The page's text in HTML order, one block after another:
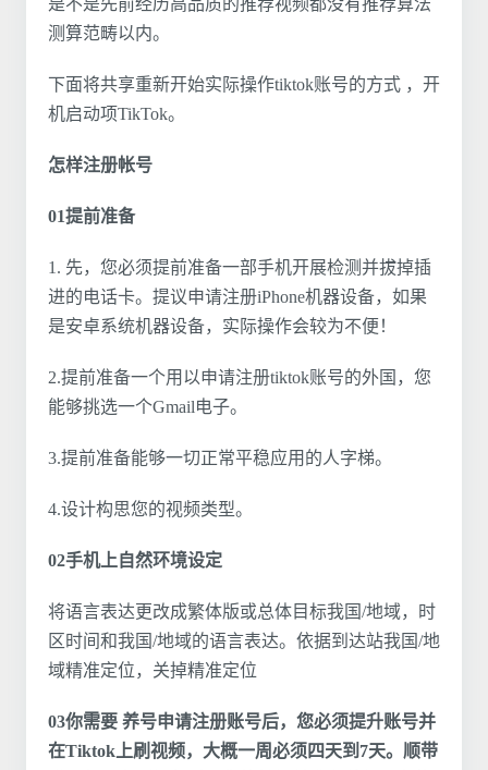
是不是先前经历高品质的推荐视频都没有推荐算法
测算范畴以内。
下面将共享重新开始实际操作tiktok账号的方式 ，开
机启动项TikTok。
怎样注册帐号
01提前准备
1. 先，您必须提前准备一部手机开展检测并拔掉插
进的电话卡。提议申请注册iPhone机器设备，如果
是安卓系统机器设备，实际操作会较为不便！
2.提前准备一个用以申请注册tiktok账号的外国，您
能够挑选一个Gmail电子。
3.提前准备能够一切正常平稳应用的人字梯。
4.设计构思您的视频类型。
02手机上自然环境设定
将语言表达更改成繁体版或总体目标我国/地域，时
区时间和我国/地域的语言表达。依据到达站我国/地
域精准定位，关掉精准定位
03你需要 养号申请注册账号后，您必须提升账号并
在Tiktok上刷视频，大概一周必须四天到7天。顺带